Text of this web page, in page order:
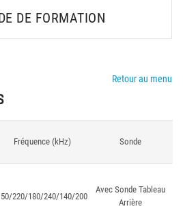
DE FORMATION
Retour au menu
Fréquence (kHz) Sonde
220/180/240/140/200
Avec Sonde Tableau
Arrière